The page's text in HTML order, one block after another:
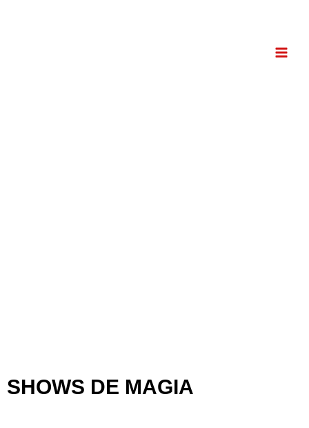
SHOWS DE MAGIA